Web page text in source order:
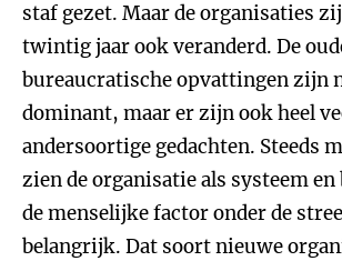
staf gezet. Maar de organisaties
twintig jaar ook veranderd. De
bureaucratische opvattingen zijn
dominant, maar er zijn ook heel
andersoortige gedachten. Steeds
zien de organisatie als systeem en
de menselijke factor onder de
belangrijk. Dat soort nieuwe